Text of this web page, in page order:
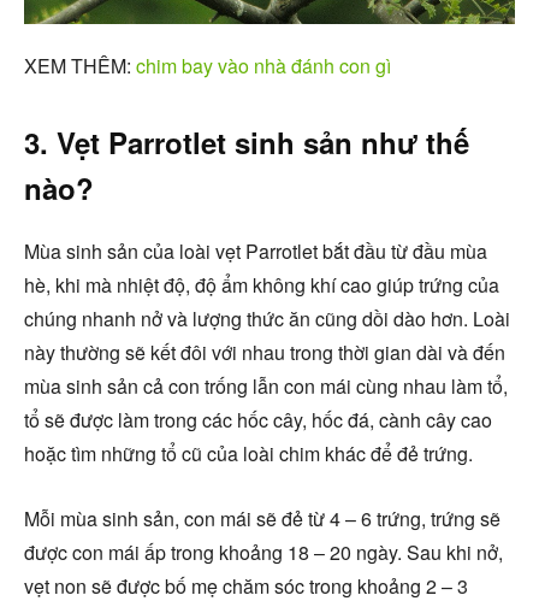
XEM THÊM: chim bay vào nhà đánh con gì
3. Vẹt Parrotlet sinh sản như thế
nào?
Mùa sinh sản của loài vẹt Parrotlet bắt đầu từ đầu mùa
hè, khi mà nhiệt độ, độ ẩm không khí cao giúp trứng của
chúng nhanh nở và lượng thức ăn cũng dồi dào hơn. Loài
này thường sẽ kết đôi với nhau trong thời gian dài và đến
mùa sinh sản cả con trống lẫn con mái cùng nhau làm tổ,
tổ sẽ được làm trong các hốc cây, hốc đá, cành cây cao
hoặc tìm những tổ cũ của loài chim khác để đẻ trứng.
Mỗi mùa sinh sản, con mái sẽ đẻ từ 4 – 6 trứng, trứng sẽ
được con mái ấp trong khoảng 18 – 20 ngày. Sau khi nở,
vẹt non sẽ được bố mẹ chăm sóc trong khoảng 2 – 3